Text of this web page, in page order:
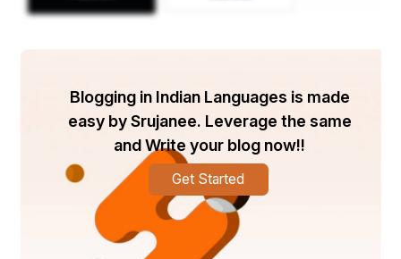
Blogging in Indian Languages is made
easy by Srujanee. Leverage the same
and Write your blog now!!
Get Started